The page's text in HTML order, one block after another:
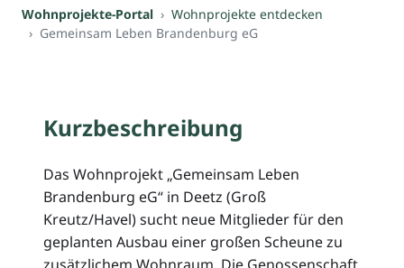
Wohnprojekte-Portal
Wohnprojekte entdecken
Gemeinsam Leben Brandenburg eG
Kurzbeschreibung
Das Wohnprojekt „Gemeinsam Leben
Brandenburg eG“ in Deetz (Groß
Kreutz/Havel) sucht neue Mitglieder für den
geplanten Ausbau einer großen Scheune zu